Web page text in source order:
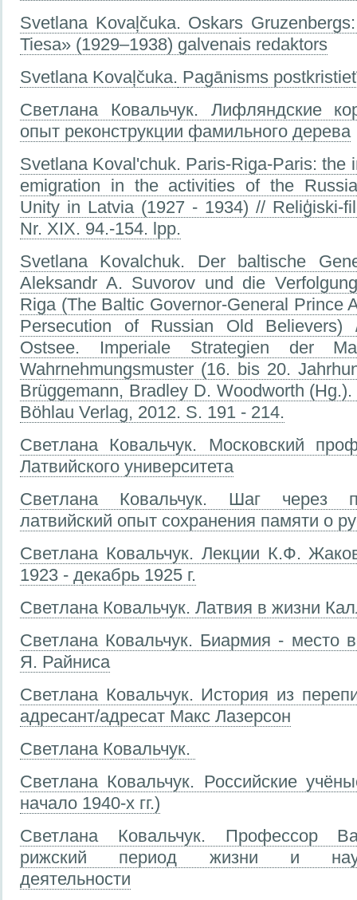
Svetlana Kovaļčuka. Oskars
Tiesa» (1929–1938) galvenais redaktors
Svetlana Kovaļčuka. Pagānisms
Светлана Ковальчук. Лифляндские
опыт реконструкции фамильного дерева
Svetlana Koval'chuk. Paris-Riga-Paris: the
emigration in the activities of the
Unity in Latvia (1927 - 1934) // Reliģiski-
Nr. XIX. 94.-154. lpp.
Svetlana Kovalchuk. Der baltische
Aleksandr A. Suvorov und die
Riga (The Baltic Governor-General Prince
Persecution of Russian Old
Ostsee. Imperiale Strategien der
Wahrnehmungsmuster (16. bis 20.
Brüggemann, Bradley D. Woodworth
Böhlau Verlag, 2012. S. 191 - 214.
Светлана Ковальчук. Московский
Латвийского университета
Светлана Ковальчук. Шаг через
латвийский опыт сохранения памяти о
Светлана Ковальчук. Лекции К.Ф.
1923 - декабрь 1925 г.
Светлана Ковальчук. Латвия в жизни
Светлана Ковальчук. Биармия - место
Я. Райниса
Светлана Ковальчук. История из
адресант/адресат Макс Лазерсон
Светлана Ковальчук.
Светлана Ковальчук. Российские
начало 1940-х гг.)
Светлана Ковальчук. Профессор
рижский период жизни и
деятельности